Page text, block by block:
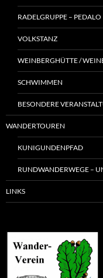
RADELGRUPPE – PEDALO
VOLKSTANZ
WEINBERGHÜTTE /
SCHWIMMEN
BESONDERE
WANDERTOUREN
KUNIGUNDENPFAD
RUNDWANDERWEGE –
LINKS